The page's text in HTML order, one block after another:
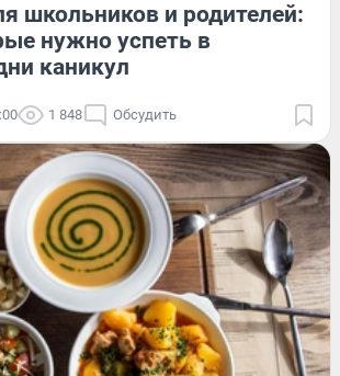
школьников и родителей:
нужно успеть в
каникул
1 848 Обсудить